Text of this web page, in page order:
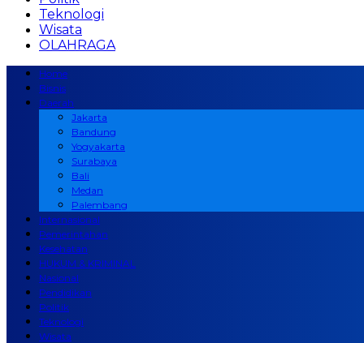
Teknologi
Wisata
OLAHRAGA
Home
Bisnis
Daerah
Jakarta
Bandung
Yogyakarta
Surabaya
Bali
Medan
Palembang
Internasional
Pemerintahan
Kesehatan
HUKUM & KRIMINAL
Nasional
Pendidikan
Politik
Teknologi
Wisata